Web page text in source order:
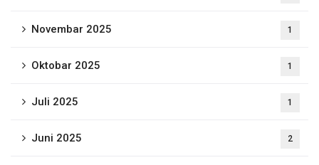
Novembar 2025 1
Oktobar 2025 1
Juli 2025 1
Juni 2025 2